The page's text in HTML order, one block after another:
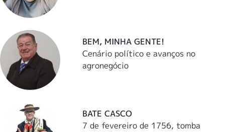
BEM, MINHA GENTE!
Cenário político e avanços no
agronegócio
BATE CASCO
7 de fevereiro de 1756, tomba